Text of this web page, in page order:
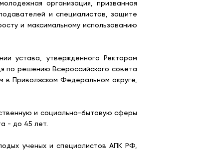
организация, призванная
и специалистов, защите
и максимальному использованию
устава, утвержденного Ректором
по решению Всероссийского совета
в Приволжском Федеральном округе,
и социально-бытовую сферы
- до 45 лет.
ученых и специалистов АПК РФ,